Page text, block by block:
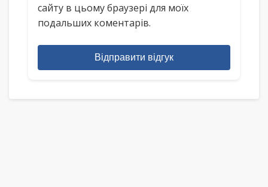
сайту в цьому браузері для моїх
подальших коментарів.
Відправити відгук